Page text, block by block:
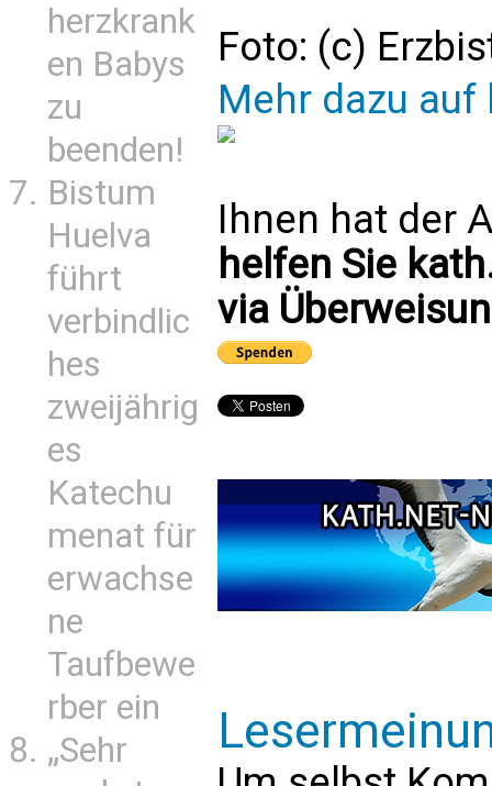
herzkrank
en Babys
zu
beenden!
Bistum
Huelva
führt
verbindlic
hes
zweijährig
es
Katechu
menat für
erwachse
ne
Taufbewe
rber ein
„Sehr
Foto: (c)
Mehr dazu auf
Ihnen hat der
helfen Sie
via